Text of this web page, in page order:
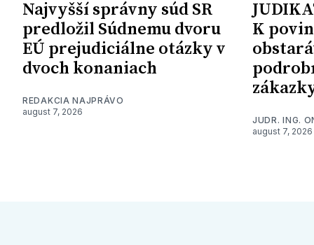
Najvyšší správny súd SR
predložil Súdnemu dvoru
EÚ prejudiciálne otázky v
dvoch konaniach
REDAKCIA NAJPRÁVO
august 7, 2026
K
JUDR. ING.
august 7, 2026